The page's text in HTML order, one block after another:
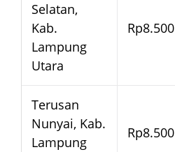
Selatan,
Kab.
Lampung
Utara
Rp8.500
Terusan
Nunyai, Kab.
Lampung
Rp8.500